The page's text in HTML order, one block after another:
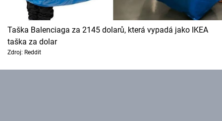
Taška Balenciaga za 2145 dolarů, která vypadá jako IKEA
taška za dolar
Zdroj: Reddit